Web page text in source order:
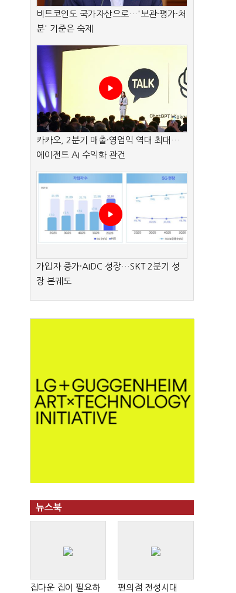
비트코인도 국가자산으로…'보관·평가·처
분' 기준은 숙제
카카오, 2분기 매출·영업익 역대 최대…
에이전트 AI 수익화 관건
가입자 증가·AIDC 성장…SKT 2분기 성
장 본궤도
뉴스북
집다운 집이 필요하
편의점 전성시대